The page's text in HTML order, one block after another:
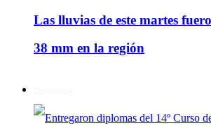
Las lluvias de este martes
38 mm en la región